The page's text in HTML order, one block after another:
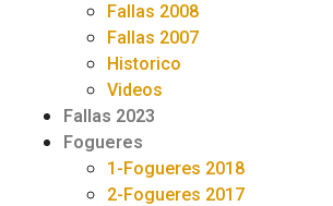
Fallas 2008
Fallas 2007
Historico
Videos
Fallas 2023
Fogueres
1-Fogueres 2018
2-Fogueres 2017